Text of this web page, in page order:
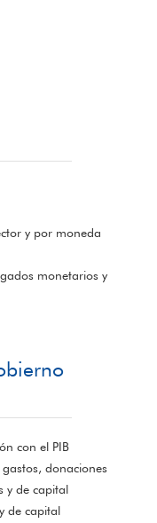
y por moneda
monetarios y
con el PIB
donaciones
y de capital
de capital